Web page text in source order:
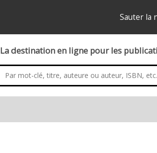
Sauter la
La destination en ligne pour les